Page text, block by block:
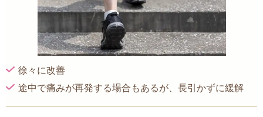
徐々に改善
途中で痛みが再発する場合もあるが、長引かずに緩解